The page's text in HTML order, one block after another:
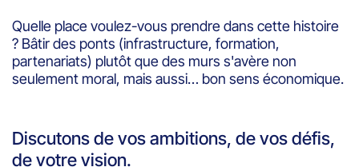
Quelle place voulez-vous prendre dans cette histoire
? Bâtir des ponts (infrastructure, formation,
partenariats) plutôt que des murs s'avère non
seulement moral, mais aussi… bon sens économique.
Discutons de vos ambitions, de vos défis,
de votre vision.